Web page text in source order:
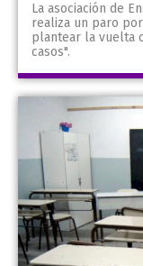
La asociación de
realiza un paro
plantear la vuelta
casos".